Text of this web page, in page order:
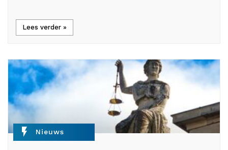
Lees verder »
flash_on Nieuws